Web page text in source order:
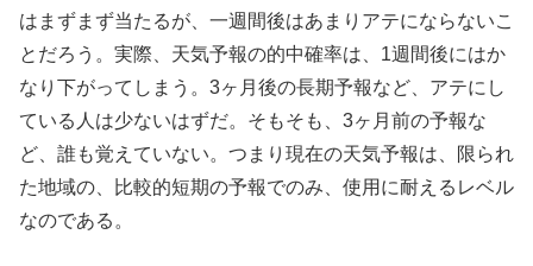
はまずまず当たるが、一週間後はあまりアテにならないこ
とだろう。実際、天気予報の的中確率は、1週間後にはか
なり下がってしまう。3ヶ月後の長期予報など、アテにし
ている人は少ないはずだ。そもそも、3ヶ月前の予報な
ど、誰も覚えていない。つまり現在の天気予報は、限られ
た地域の、比較的短期の予報でのみ、使用に耐えるレベル
なのである。